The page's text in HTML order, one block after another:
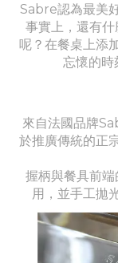
Sabre認為最美
事實上，還有
呢？在餐桌上添
忘懷的時
來自法國品牌
於推廣傳統的正
握柄與餐具前
用，並手工拋